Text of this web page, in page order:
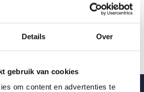
Details Over
gebruik van cookies
om content en advertenties te